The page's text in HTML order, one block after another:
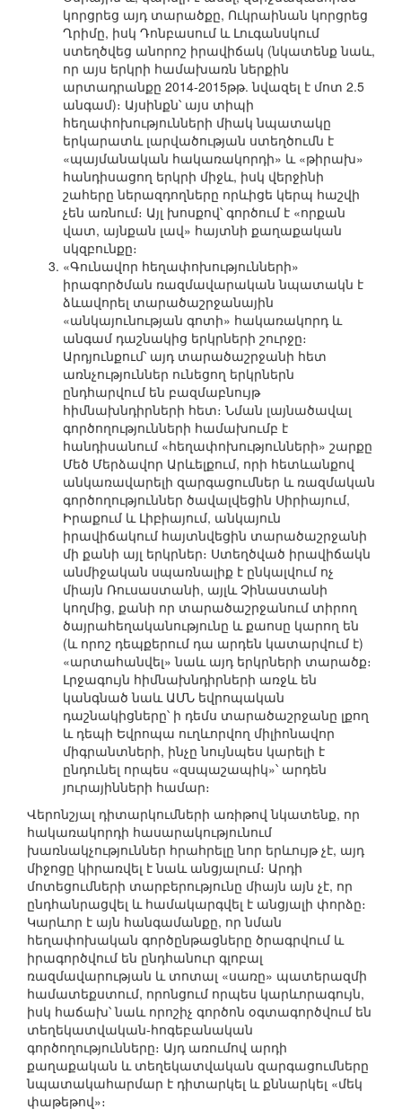
կորցրեց այդ տարածքը, Ուկրաինան կորցրեց
Ղրիմը, իսկ Դոնբասում և Լուգանսկում
ստեղծվեց անորոշ իրավիճակ (նկատենք նաև,
որ այս երկրի համախառն ներքին
արտադրանքը 2014-2015թթ. նվազել է մոտ 2.5
անգամ)։ Այսինքն՝ այս տիպի
հեղափոխությունների միակ նպատակը
երկարատև լարվածության ստեղծումն է
«պայմանական հակառակորդի» և «թիրախ»
հանդիսացող երկրի միջև, իսկ վերջինի
շահերը ներազդողները որևիցե կերպ հաշվի
չեն առնում։ Այլ խոսքով՝ գործում է «որքան
վատ, այնքան լավ» հայտնի քաղաքական
սկզբունքը։
«Գունավոր հեղափոխությունների»
իրագործման ռազմավարական նպատակն է
ձևավորել տարածաշրջանային
«անկայունության գոտի» հակառակորդ և
անգամ դաշնակից երկրների շուրջը։
Արդյունքում՝ այդ տարածաշրջանի հետ
առնչություններ ունեցող երկրներն
ընդհարվում են բազմաբնույթ
հիմնախնդիրների հետ։ Նման լայնածավալ
գործողությունների համախումբ է
հանդիսանում «հեղափոխությունների» շարքը
Մեծ Մերձավոր Արևելքում, որի հետևանքով
անկառավարելի զարգացումներ և ռազմական
գործողություններ ծավալվեցին Սիրիայում,
Իրաքում և Լիբիայում, անկայուն
իրավիճակում հայտնվեցին տարածաշրջանի
մի քանի այլ երկրներ։ Ստեղծված իրավիճակն
անմիջական սպառնալիք է ընկալվում ոչ
միայն Ռուսաստանի, այլև Չինաստանի
կողմից, քանի որ տարածաշրջանում տիրող
ծայրահեղականությունը և քաոսը կարող են
(և որոշ դեպքերում դա արդեն կատարվում է)
«արտահանվել» նաև այդ երկրների տարածք։
Լրջագույն հիմնախնդիրների առջև են
կանգնած նաև ԱՄՆ եվրոպական
դաշնակիցները՝ ի դեմս տարածաշրջանը լքող
և դեպի Եվրոպա ուղևորվող միլիոնավոր
միգրանտների, ինչը նույնպես կարելի է
ընդունել որպես «զսպաշապիկ»՝ արդեն
յուրայինների համար։
Վերոնշյալ դիտարկումների առիթով նկատենք, որ
հակառակորդի հասարակությունում
խառնակչություններ հրահրելը նոր երևույթ չէ, այդ
միջոցը կիրառվել է նաև անցյալում։ Արդի
մոտեցումների տարբերությունը միայն այն չէ, որ
ընդհանրացվել և համակարգվել է անցյալի փորձը։
Կարևոր է այն հանգամանքը, որ նման
հեղափոխական գործընթացները ծրագրվում և
իրագործվում են ընդհանուր գլոբալ
ռազմավարության և տոտալ «սառը» պատերազմի
համատեքստում, որոնցում որպես կարևորագույն,
իսկ հաճախ՝ նաև որոշիչ գործոն օգտագործվում են
տեղեկատվական-հոգեբանական
գործողությունները։ Այդ առումով արդի
քաղաքական և տեղեկատվական զարգացումները
նպատակահարմար է դիտարկել և քննարկել «մեկ
փաթեթով»։